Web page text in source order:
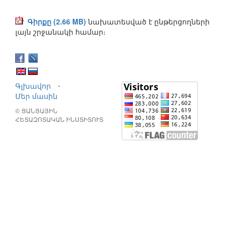
Գիրքը (2.66 MB) նախատեսված է ընթերցողների
լայն շրջանակի համար։
Գլխավոր
⋅
Մեր մասին
© ՑԱՆՑԱՅԻՆ
ՀԵՏԱԶՈՏԱԿԱՆ ԻՆՍՏԻՏՈՒՏ